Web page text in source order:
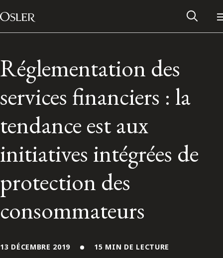
Passer au contenu
Main Navigation
Réseau des anciens d’Osler
Contactez-nous
Réglementation des
services financiers : la
tendance est aux
initiatives intégrées de
protection des
consommateurs
13 DÉCEMBRE 2019 15 MIN DE LECTURE